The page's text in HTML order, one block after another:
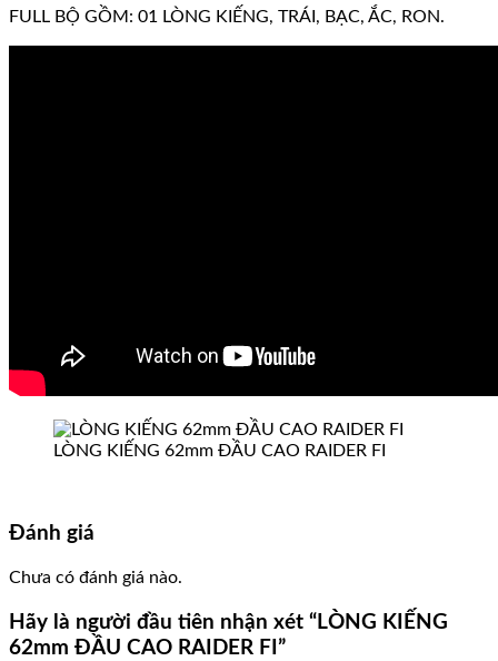
FULL BỘ GỒM: 01 LÒNG KIẾNG, TRÁI, BẠC, ẮC, RON.
LÒNG KIẾNG 62mm ĐẦU CAO RAIDER FI
Đánh giá
Chưa có đánh giá nào.
Hãy là người đầu tiên nhận xét “LÒNG KIẾNG
62mm ĐẦU CAO RAIDER FI”